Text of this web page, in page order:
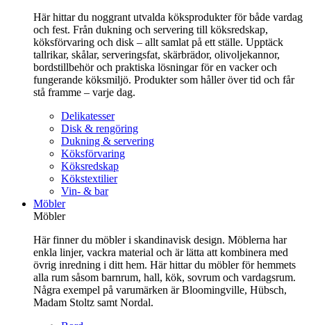
Här hittar du noggrant utvalda köksprodukter för både vardag
och fest. Från dukning och servering till köksredskap,
köksförvaring och disk – allt samlat på ett ställe. Upptäck
tallrikar, skålar, serveringsfat, skärbrädor, olivoljekannor,
bordstillbehör och praktiska lösningar för en vacker och
fungerande köksmiljö. Produkter som håller över tid och får
stå framme – varje dag.
Delikatesser
Disk & rengöring
Dukning & servering
Köksförvaring
Köksredskap
Kökstextilier
Vin- & bar
Möbler
Möbler
Här finner du möbler i skandinavisk design. Möblerna har
enkla linjer, vackra material och är lätta att kombinera med
övrig inredning i ditt hem. Här hittar du möbler för hemmets
alla rum såsom barnrum, hall, kök, sovrum och vardagsrum.
Några exempel på varumärken är Bloomingville, Hübsch,
Madam Stoltz samt Nordal.